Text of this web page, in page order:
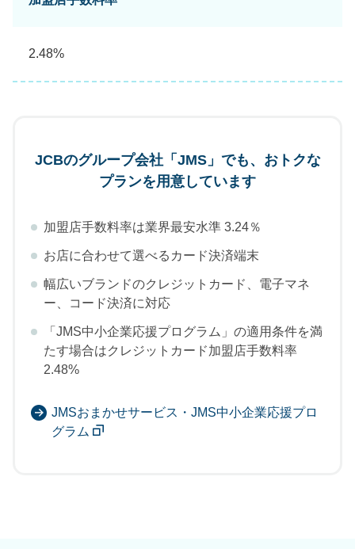
2.48%
JCBのグループ会社「JMS」でも、おトクな
プランを用意しています
加盟店手数料率は業界最安水準 3.24％
お店に合わせて選べるカード決済端末
幅広いブランドのクレジットカード、電子マネ
ー、コード決済に対応
「JMS中小企業応援プログラム」の適用条件を満
たす場合はクレジットカード加盟店手数料率
2.48%
JMSおまかせサービス・JMS中小企業応援プロ
グラム